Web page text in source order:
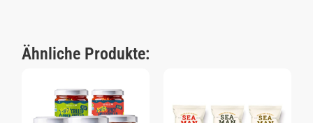
Ähnliche Produkte: